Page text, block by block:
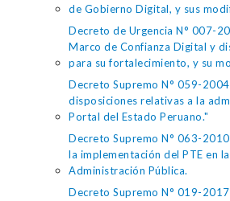
de Gobierno Digital, y sus
Decreto de Urgencia N° 007-
Marco de Confianza Digital y
para su fortalecimiento, y su
Decreto Supremo N° 059-
disposiciones relativas a la
Portal del Estado Peruano."
Decreto Supremo N° 063-
la implementación del PTE en
Administración Pública.
Decreto Supremo N° 019-